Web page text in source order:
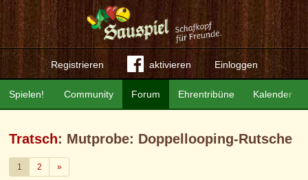
Registrieren aktivieren Einloggen
Community Forum Ehrentribüne Kalender
Spielen!
Tratsch: Mutprobe: Doppellooping-Rutsche
1 2 »Weiter